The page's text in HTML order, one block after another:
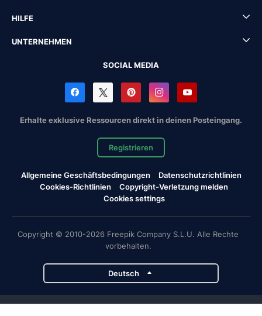
HILFE
UNTERNEHMEN
SOCIAL MEDIA
Erhalte exklusive Ressourcen direkt in deinen Posteingang.
Registrieren
Allgemeine Geschäftsbedingungen
Datenschutzrichtlinien
Cookies-Richtlinien
Copyright-Verletzung melden
Cookies settings
Copyright © 2010-2026 Freepik Company S.L.U. Alle Rechte
vorbehalten.
Deutsch